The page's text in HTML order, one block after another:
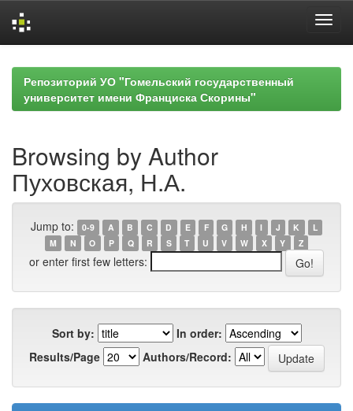
navigationРепозиторий УО "Гомельский государственный
университет имени Франциска Скорины"
Browsing by Author
Пуховская, Н.А.
Jump to: 0-9 A B C D E F G H I J K
L
M
N O P Q R S T U V W X Y Z
or enter first few letters:
Sort by:
In order:
Results/Page
Authors/Record: